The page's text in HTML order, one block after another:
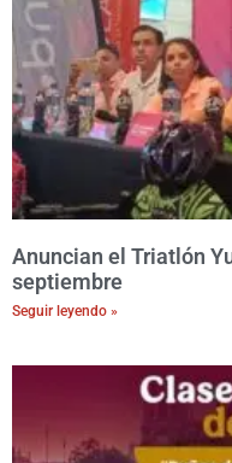
Anuncian el Triatlón
septiembre
Seguir leyendo »